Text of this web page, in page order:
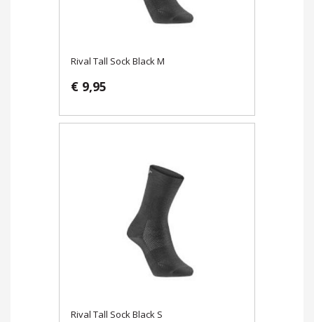
Rival Tall Sock Black M
€ 9,95
Rival Tall Sock Black S